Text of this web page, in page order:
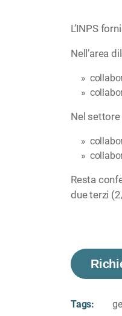
L’INPS
Nell’area
Nel
Resta
due terzi
Tags: